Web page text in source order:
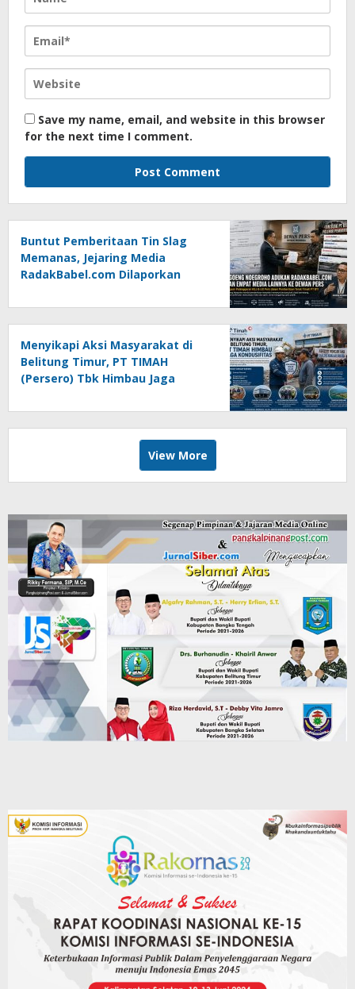
Save my name, email, and website in this browser
for the next time I comment.
Buntut Pemberitaan Tin Slag
Memanas, Jejaring Media
RadakBabel.com Dilaporkan
Pers
Menyikapi Aksi Masyarakat di
Belitung Timur, PT TIMAH
(Persero) Tbk Himbau Jaga
View More